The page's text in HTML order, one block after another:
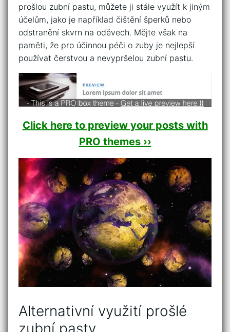
prošlou zubní pastu, můžete ji⁣ stále využít k jiným
​účelům, ⁢jako je například čištění šperků nebo
odstranění skvrn‌ na oděvech. Mějte však na
paměti, že pro účinnou péči o zuby je nejlepší
používat čerstvou a ⁤nevypršelou zubní pastu.
Click here to preview your posts with
PRO themes ››
Alternativní využití prošlé